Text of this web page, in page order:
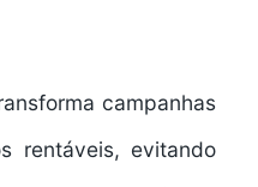
campanhas
rentáveis, evitando